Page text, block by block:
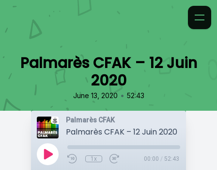
Palmarès CFAK – 12 Juin
2020
June 13, 2020 • 52:43
Palmarès CFAK
Palmarès CFAK – 12 Juin 2020
1x 00:00 / 52:43